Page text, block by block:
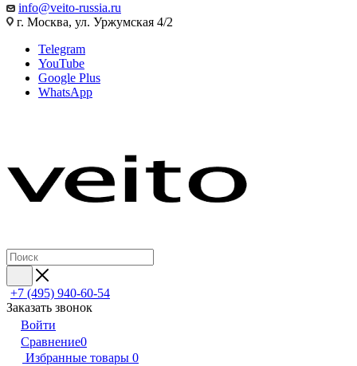
info@veito-russia.ru
г. Москва, ул. Уржумская 4/2
Telegram
YouTube
Google Plus
WhatsApp
+7 (495) 940-60-54
Заказать звонок
Войти
Сравнение0
Избранные товары 0